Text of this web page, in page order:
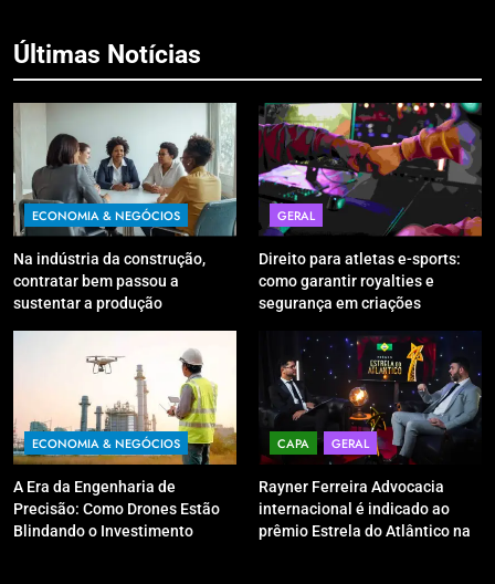
Últimas Notícias
ECONOMIA & NEGÓCIOS
Na indústria da construção,
contratar bem passou a
sustentar a produção
GERAL
Direito para atletas e-sports:
como garantir royalties e
segurança em criações
ECONOMIA & NEGÓCIOS
A Era da Engenharia de
Precisão: Como Drones Estão
Blindando o Investimento
CAPA GERAL
Rayner Ferreira Advocacia
internacional é indicado ao
prêmio Estrela do Atlântico na